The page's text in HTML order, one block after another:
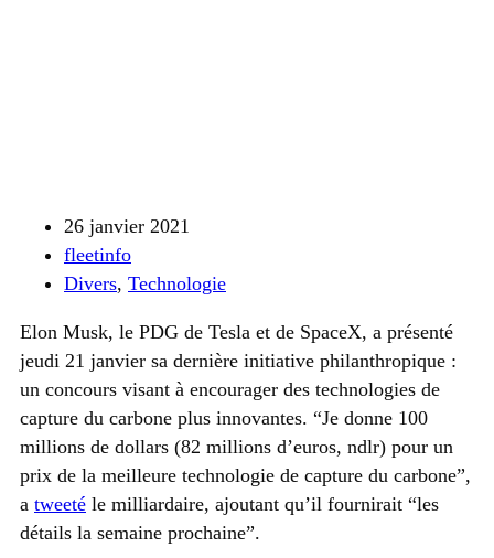
26 janvier 2021
fleetinfo
Divers, Technologie
Elon Musk, le PDG de Tesla et de SpaceX, a présenté
jeudi 21 janvier sa dernière initiative philanthropique :
un concours visant à encourager des technologies de
capture du carbone plus innovantes. “Je donne 100
millions de dollars (82 millions d’euros, ndlr) pour un
prix de la meilleure technologie de capture du carbone”,
a tweeté le milliardaire, ajoutant qu’il fournirait “les
détails la semaine prochaine”.